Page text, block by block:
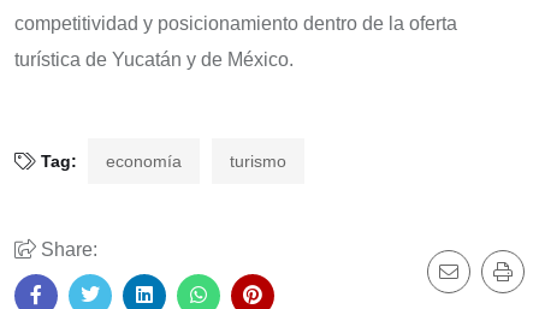
competitividad y posicionamiento dentro de la oferta
turística de Yucatán y de México.
Tag: economía turismo
Share: